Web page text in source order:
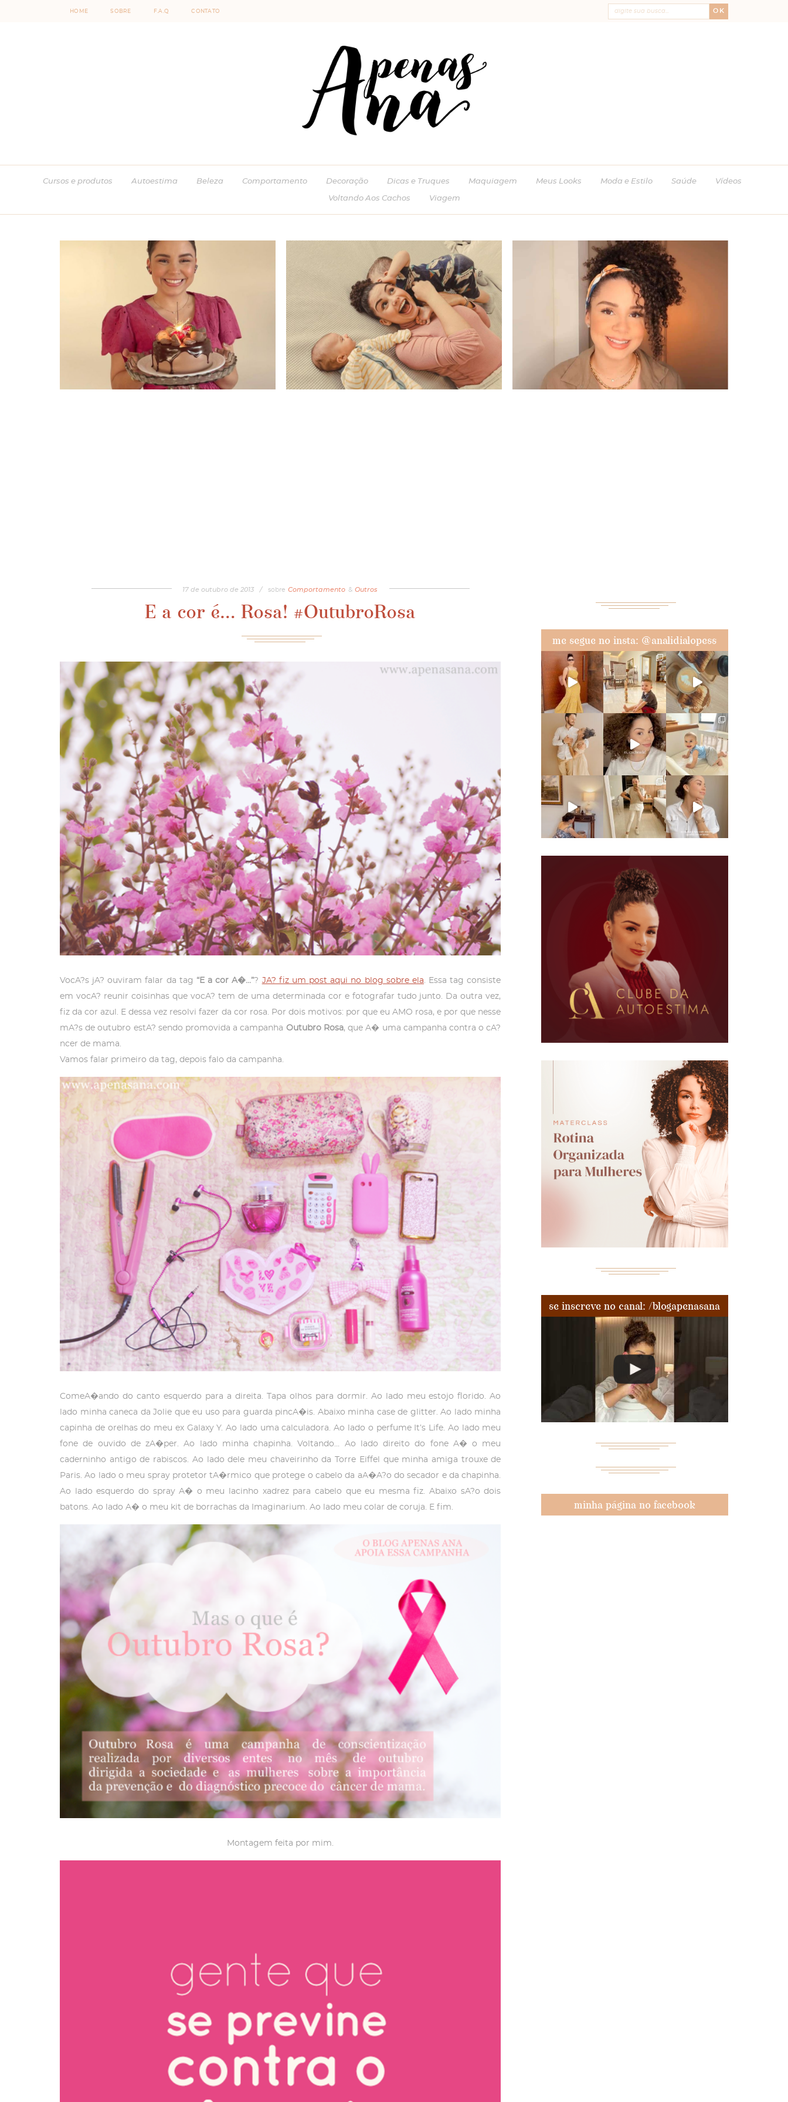
HOME SOBRE F.A.Q CONTATO OK
Cursos e produtos Autoestima Beleza Comportamento Decoração Dicas e Truques Maquiagem Meus Looks Moda e Estilo Saúde Vídeos
Voltando Aos Cachos Viagem
17 de outubro de 2013 / sobre Comportamento & Outros
E a cor é… Rosa! #OutubroRosa
VocA?s jA? ouviram falar da tag “E a cor A�…”? JA? fiz um post aqui no blog sobre ela. Essa tag consiste
em vocA? reunir coisinhas que vocA? tem de uma determinada cor e fotografar tudo junto. Da outra vez,
fiz da cor azul. E dessa vez resolvi fazer da cor rosa. Por dois motivos: por que eu AMO rosa, e por que nesse
mA?s de outubro estA? sendo promovida a campanha Outubro Rosa, que A� uma campanha contra o cA?
ncer de mama.
Vamos falar primeiro da tag, depois falo da campanha.
ComeA�ando do canto esquerdo para a direita. Tapa olhos para dormir. Ao lado meu estojo florido. Ao
lado minha caneca da Jolie que eu uso para guarda pincA�is. Abaixo minha case de glitter. Ao lado minha
capinha de orelhas do meu ex Galaxy Y. Ao lado uma calculadora. Ao lado o perfume It’s Life. Ao lado meu
fone de ouvido de zA�per. Ao lado minha chapinha. Voltando… Ao lado direito do fone A� o meu
caderninho antigo de rabiscos. Ao lado dele meu chaveirinho da Torre Eiffel que minha amiga trouxe de
Paris. Ao lado o meu spray protetor tA�rmico que protege o cabelo da aA�A?o do secador e da chapinha.
Ao lado esquerdo do spray A� o meu lacinho xadrez para cabelo que eu mesma fiz. Abaixo sA?o dois
batons. Ao lado A� o meu kit de borrachas da Imaginarium. Ao lado meu colar de coruja. E fim.
Montagem feita por mim.
me segue no insta: @analidialopess
se inscreve no canal: /blogapenasana
minha página no facebook